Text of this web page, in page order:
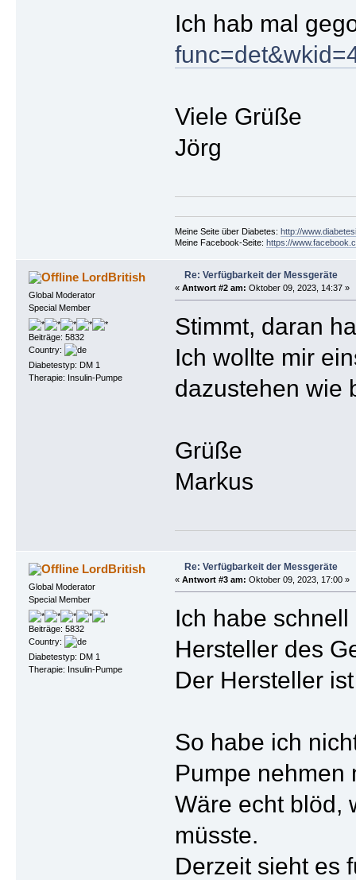
Ich hab mal
Viele Grüße
Jörg
Meine Seite über Diabetes: http://
Meine Facebook-Seite: https://
LordBritish
Global Moderator
Special Member
Beiträge: 5832
Country:
Diabetestyp: DM 1
Therapie: Insulin-Pumpe
Re: Verfügbarkeit der Messgeräte
« Antwort #2 am: Oktober 09, 2023, 14:37 »
Stimmt, daran
Ich wollte mir
dazustehen wie
Grüße
Markus
LordBritish
Global Moderator
Special Member
Beiträge: 5832
Country:
Diabetestyp: DM 1
Therapie: Insulin-Pumpe
Re: Verfügbarkeit der Messgeräte
« Antwort #3 am: Oktober 09, 2023, 17:00 »
Ich habe
Hersteller des
Der Hersteller
So habe ich
Pumpe nehmen
Wäre echt blöd,
müsste.
Derzeit sieht es